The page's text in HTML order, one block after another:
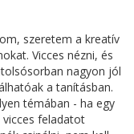
szeretem a kreatív
Vicces nézni, és
nagyon jól
a tanításban.
témában - ha egy
vicces feladatot